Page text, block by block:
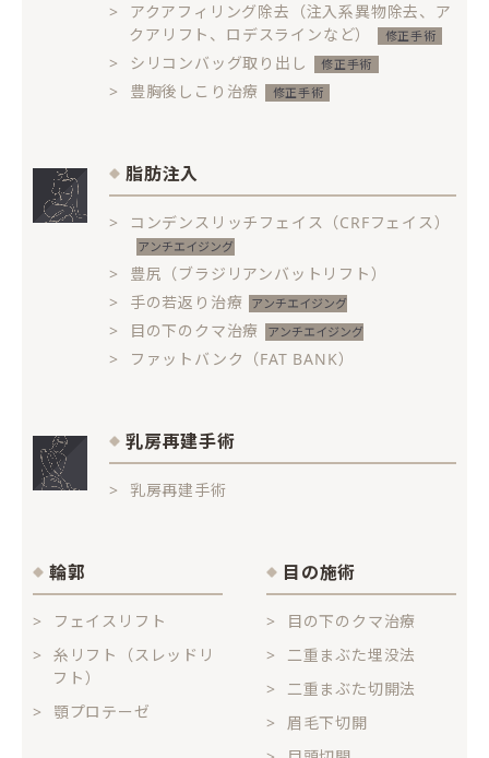
アクアフィリング除去（注入系異物除去、ア
クアリフト、ロデスラインなど）
シリコンバッグ取り出し
豊胸後しこり治療
脂肪注入
コンデンスリッチフェイス（CRFフェイス）
豊尻（ブラジリアンバットリフト）
手の若返り治療
目の下のクマ治療
ファットバンク（FAT BANK）
乳房再建手術
乳房再建手術
輪郭
フェイスリフト
糸リフト（スレッドリ
フト）
顎プロテーゼ
目の施術
目の下のクマ治療
二重まぶた埋没法
二重まぶた切開法
眉毛下切開